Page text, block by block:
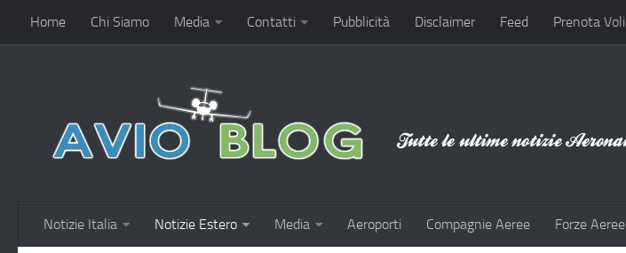
Home Chi Siamo Media Contatti Pubblicità Disclaimer Feed Prenota Voli
Notizie Italia Notizie Estero Media Aeroporti Compagnie Aeree Forze Aeree